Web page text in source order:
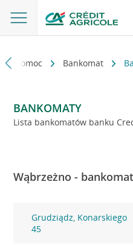
i pomoc Bankomat
BANKOMATY
Lista bankomatów banku
Wąbrzeżno -
Grudziądz, Konarskiego
45